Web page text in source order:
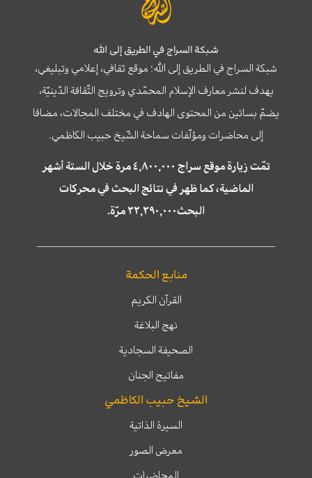
شبكة السراج في الطريق إلى الله
شبكة السراج في الطريق إلى الله؛ موقع ثقافي، إعلامي وتبليغي،
يهدف لنشر معارف الإسلام المحمّدي وترويج الثّقافة الدّينيّة،
يضمّ بساتين من المحتوى الهادف في مختلف المجالات، مضافا
إلى محاضرات ومؤلّفات سماحة الشّيخ حبيب الكاظمي.
تمّت زيارة موقع سراج ٤,٨٠٠,٠٠٠ مرة خلال الستة أشهر
الماضية، كما ظهر في نتائج البحث في محركات
البحث٢٢,٢٩٠,٠٠٠ مرّة.
منابع الحكمة
القرآن الكريم
نهج البلاغة
الصحيفة السجادية
مفاتيح الجنان
الشيخ حبيب الكاظمي
السيرة الذاتية
معرض الصور